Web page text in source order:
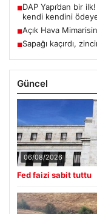
■DAP Yapı’dan bir
kendi kendini
■Açık Hava
■Sapağı kaçırdı,
Güncel
06/08/2026
Fed faizi sabit tuttu